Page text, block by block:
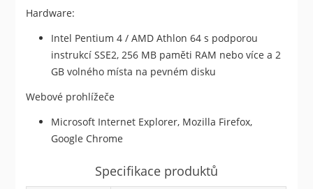
Hardware:
Intel Pentium 4 / AMD Athlon 64 s podporou
instrukcí SSE2, 256 MB paměti RAM nebo více a 2
GB volného místa na pevném disku
Webové prohlížeče
Microsoft Internet Explorer, Mozilla Firefox,
Google Chrome
Specifikace produktů